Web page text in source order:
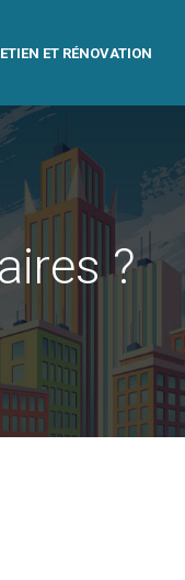
ET RÉNOVATION
?